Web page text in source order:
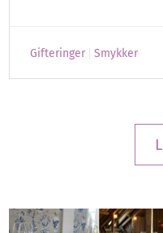
Gifteringer Smykker